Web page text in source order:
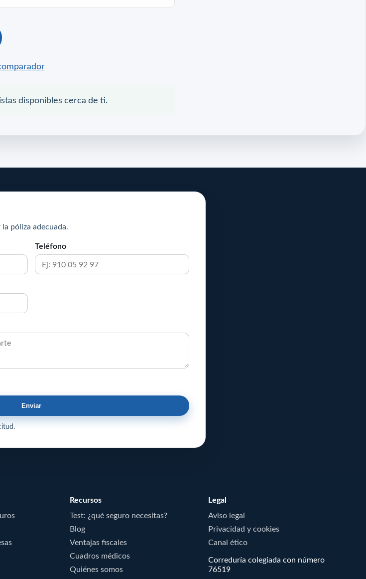
disponibles cerca de ti.
póliza adecuada.
Teléfono
Enviar
Recursos
Test: ¿qué seguro necesitas?
Blog
Ventajas fiscales
Cuadros médicos
Quiénes somos
Legal
Aviso legal
Privacidad y cookies
Canal ético
Correduría colegiada con número
76519